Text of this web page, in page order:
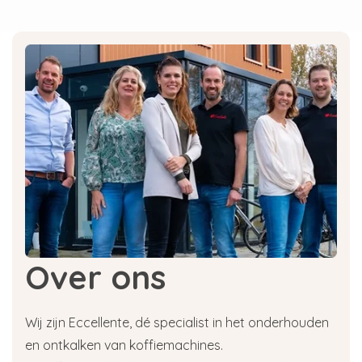
waarbij 1 dH gelijk staat aan 17,8 milligram kalk
per liter leidingwater. In Amsterdam/Rotterdam
is de waterhardheid bijvoorbeeld 8,4, in Utrecht
10,4 dH, Groningen scoort een 10,4 terwijl het
water in Eindhoven veel minder hard is, 6,7 dH.
Zoals je je kunt voorstellen wordt dus met
name in gebieden met een
hoge waterhardheid sterk aangeraden om een
waterfilter te gebruiken. Eccellente raadt je aan
om bij een gebruik van max 10 kopjes per dag
het filter elke maand te vervangen. Wacht hier
niet langer mee gezien de hygiëne van het
water, en de uiteindelijke koffie of thee, voorop
moet staan.
Waterfilters voor een
koffiemachine kopen?
Over ons
Wij zijn Eccellente, dé specialist in het onderhouden
en ontkalken van koffiemachines.